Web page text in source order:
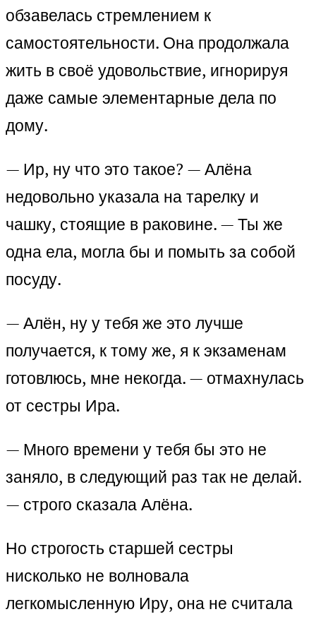
обзавелась стремлением к
самостоятельности. Она продолжала
жить в своё удовольствие, игнорируя
даже самые элементарные дела по
дому.
— Ир, ну что это такое? — Алёна
недовольно указала на тарелку и
чашку, стоящие в раковине. — Ты же
одна ела, могла бы и помыть за собой
посуду.
— Алён, ну у тебя же это лучше
получается, к тому же, я к экзаменам
готовлюсь, мне некогда. — отмахнулась
от сестры Ира.
— Много времени у тебя бы это не
заняло, в следующий раз так не делай.
— строго сказала Алёна.
Но строгость старшей сестры
нисколько не волновала
легкомысленную Иру, она не считала